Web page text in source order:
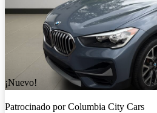
¡Nuevo!
Patrocinado porColumbia City Cars